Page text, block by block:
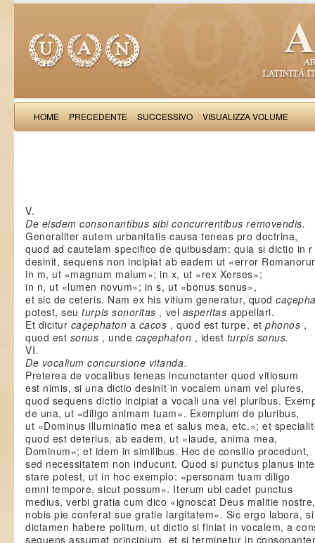
HOME PRECEDENTE SUCCESSIVO VISUALIZZA VOLUME
V.
De eisdem consonantibus sibi concurrentibus removendis.
Generaliter autem urbanitatis causa teneas pro doctrina,
quod ad cautelam specifico de quibusdam: quia si dictio in r
desinit, sequens non incipiat ab eadem ut «error
in m, ut «magnum malum»; in x, ut «rex Xerses»;
in n, ut «lumen novum»; in s, ut «bonus sonus»,
et sic de ceteris. Nam ex his vitium generatur, quod
potest, seuturpis sonoritas , vel asperitasappellari.
Et dicitur caçephaton a cacos , quod est turpe, etphonos ,
quod est sonus , unde caçephaton , idest turpis sonus.
VI.
De vocalium concursione vitanda.
Preterea de vocalibus teneas incunctanter quod vitiosum
est nimis, si una dictio desinit in vocalem unam vel plures,
quod sequens dictio incipiat a vocali una vel pluribus.
de una, ut «diligo animam tuam». Exemplum de pluribus,
ut «Dominus illuminatio mea et salus mea, etc.»; et
quod est deterius, ab eadem, ut «laude, anima mea,
Dominum»; et idem in similibus. Hec de consilio procedunt,
sed necessitatem non inducunt. Quod si punctus planus
stare potest, ut in hoc exemplo: «personam tuam diligo
omni tempore, sicut possum». Iterum ubi cadet punctus
medius, verbi gratia cum dico «ignoscat Deus malitie
nobis pie conferat sue gratie largitatem». Sic ergo labora,
dictamen habere politum, ut dictio si finiat in vocalem, a
sequens assumat principium, et si terminetur in